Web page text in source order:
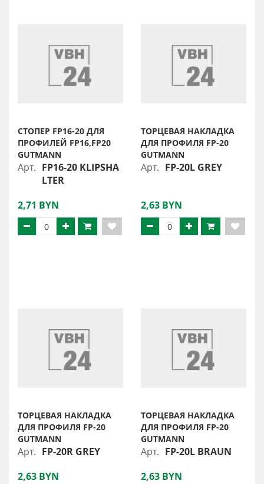
СТОПЕР FP16-20 ДЛЯ
ПРОФИЛЕЙ FP16,FP20
GUTMANN
Арт. FP16-20 KLIPSHA
LTER
2,71 BYN
ТОРЦЕВАЯ НАКЛАДКА
ДЛЯ ПРОФИЛЯ FP-20
GUTMANN
Арт. FP-20L GREY
2,63 BYN
ТОРЦЕВАЯ НАКЛАДКА
ДЛЯ ПРОФИЛЯ FP-20
GUTMANN
Арт. FP-20R GREY
2,63 BYN
ТОРЦЕВАЯ НАКЛАДКА
ДЛЯ ПРОФИЛЯ FP-20
GUTMANN
Арт. FP-20L BRAUN
2,63 BYN